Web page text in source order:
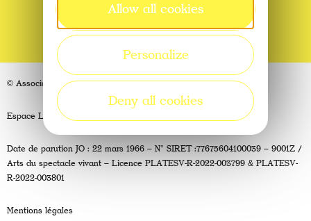
Espace Presse
© Association Jeunesse Arts et Loisirs (AJAL)
Espace Lapérouse, 12800 Sauveterre de Rouergue
Date de parution JO : 22 mars 1966 — N° SIRET :77675604100039 — 9001Z /
Arts du spectacle vivant — Licence PLATESV-R-2022-003799 & PLATESV-
R-2022-003801
Mentions légales
Allow all cookies
Personalize
Deny all cookies